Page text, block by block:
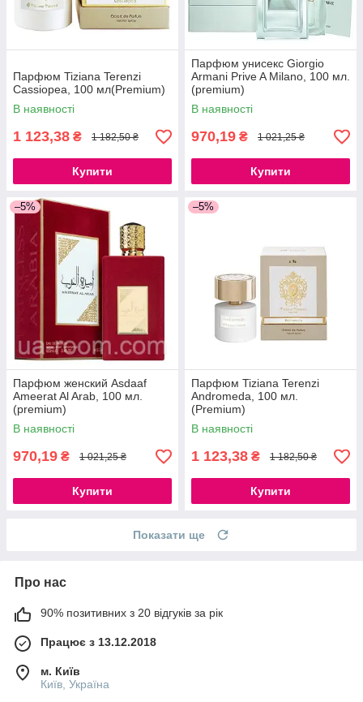
Парфюм Tiziana Terenzi
Cassiopea, 100 мл(Premium)
В наявності
1 123,38 ₴ 1 182,50 ₴
Купити
Парфюм унисекс Giorgio
Armani Prive A Milano, 100 мл.
(premium)
В наявності
970,19 ₴ 1 021,25 ₴
Купити
–5%
Парфюм женский Asdaaf
Ameerat Al Arab, 100 мл.
(premium)
В наявності
970,19 ₴ 1 021,25 ₴
Купити
–5%
Парфюм Tiziana Terenzi
Andromeda, 100 мл.
(Premium)
В наявності
1 123,38 ₴ 1 182,50 ₴
Купити
Показати ще
Про нас
90% позитивних з 20 відгуків за рік
Працює з 13.12.2018
м. Київ
Київ, Україна